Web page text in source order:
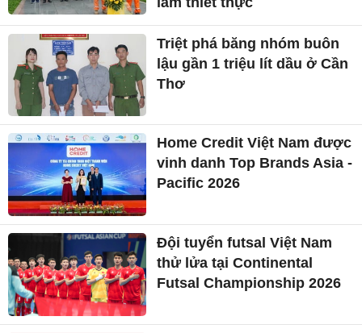
Triệt phá băng nhóm buôn
lậu gần 1 triệu lít dầu ở Cần
Thơ
Home Credit Việt Nam được
vinh danh Top Brands Asia -
Pacific 2026
Đội tuyển futsal Việt Nam
thử lửa tại Continental
Futsal Championship 2026